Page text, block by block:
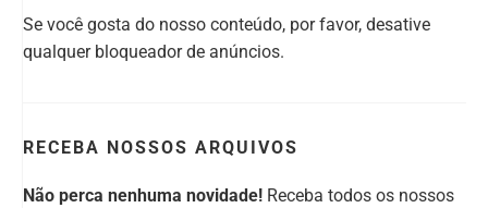
Se você gosta do nosso conteúdo, por favor, desative
qualquer bloqueador de anúncios.
RECEBA NOSSOS ARQUIVOS
Não perca nenhuma novidade! Receba todos os nossos